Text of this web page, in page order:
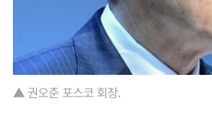
▲ 권오준 포스코 회장.